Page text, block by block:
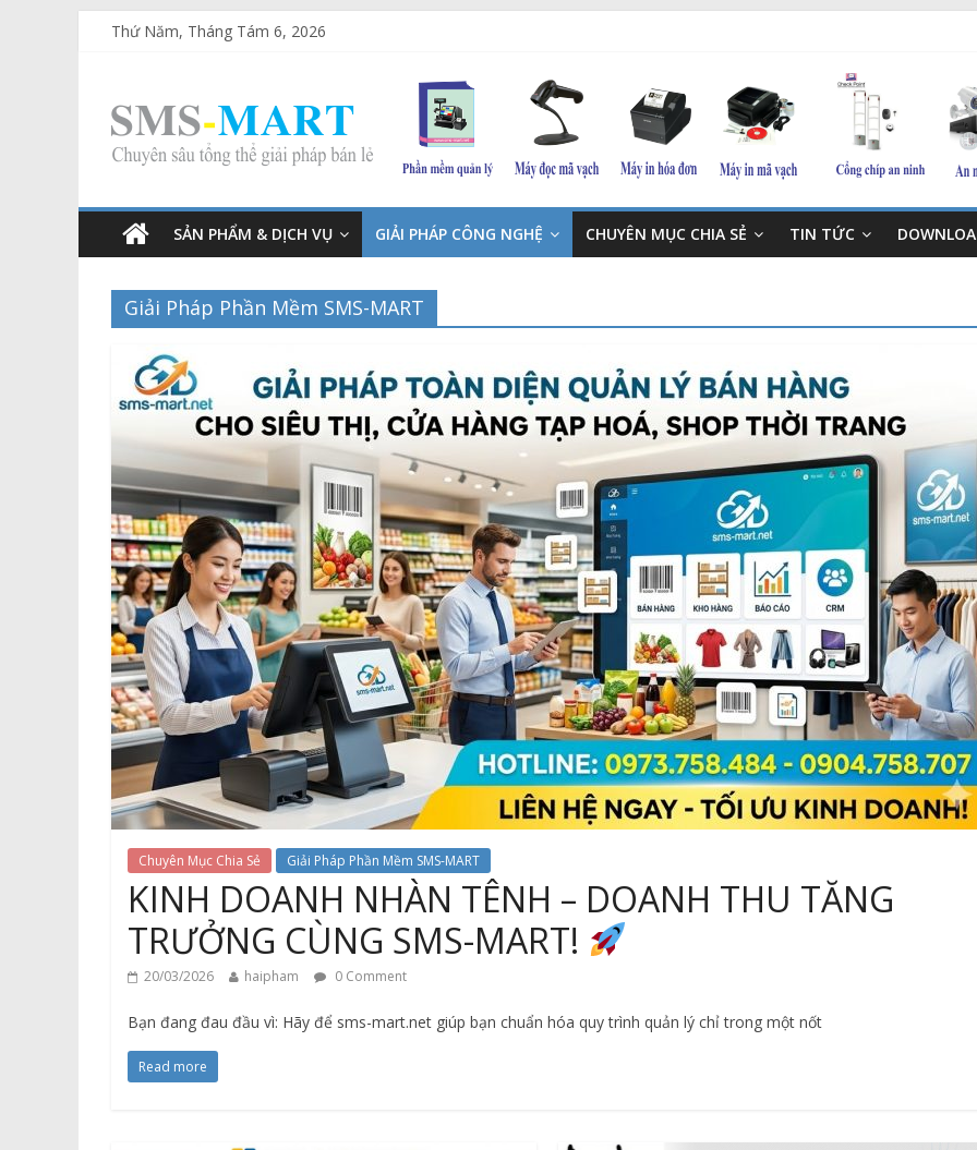
Thứ Năm, Tháng Tám 6, 2026
SẢN PHẨM & DỊCH VỤ GIẢI PHÁP CÔNG NGHỆ CHUYÊN MỤC CHIA SẺ TIN TỨC
Giải Pháp Phần Mềm SMS-MART
Chuyên Mục Chia Sẻ Giải Pháp Phần Mềm SMS-MART
KINH DOANH NHÀN TÊNH – DOANH THU TĂNG
TRƯỞNG CÙNG SMS-MART!
20/03/2026 haipham 0 Comment
Bạn đang đau đầu vì: Hãy để sms-mart.net giúp bạn chuẩn hóa quy trình quản lý chỉ trong một nốt
Read more
Các loại kệ bày hàng tạp